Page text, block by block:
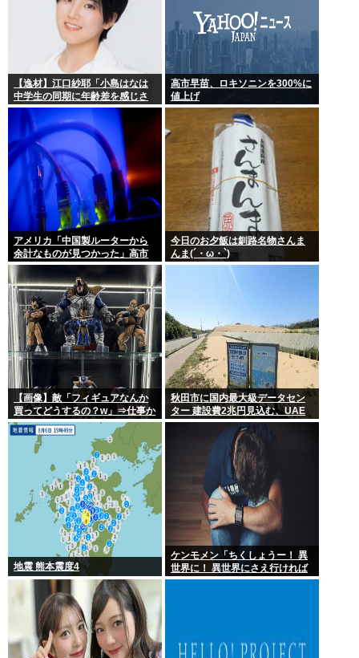
【逸材】江口紗耶「小島はなは
中学生の同期に年齢差を感じさ
せないように気を遣っている
が、同期2人は気づ
高市早苗、ロキソニンを300%に
値上げ
アメリカ「中国製ルーターから
余計なものが見つかった」高市
どうするのこれ
今日のお夕飯は釧路名物さんま
んま(´・ω・`)
【画像】敵「フィギュアなんか
買ってどうするの？w」⇒仕事か
ら疲れて帰ってきて家にこんな
棚があったら疲れが吹き飛ぶだ
秋田市に国内最大級データセン
ター 建設費2兆円見込む、UAE
など投資
地震 熊本震度4
ケンモメン「ちくしょうー！ 異
世界に！ 異世界にさえ行ければ
ー！(;△;)」 どうなるの？